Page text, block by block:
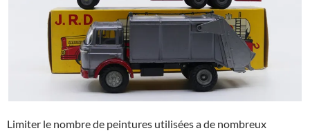
Limiter le nombre de peintures utilisées a de nombreux